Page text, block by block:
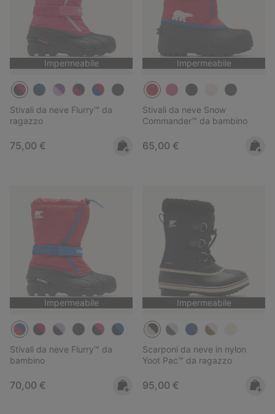
Impermeabile
Stivali da neve Flurry™ da
ragazzo
Regular price:
75,00 €
Impermeabile
Stivali da neve Snow
Commander™ da bambino
Regular price:
65,00 €
Impermeabile
Stivali da neve Flurry™ da
bambino
Regular price:
70,00 €
Impermeabile
Scarponi da neve in nylon
Yoot Pac™ da ragazzo
Regular price:
95,00 €